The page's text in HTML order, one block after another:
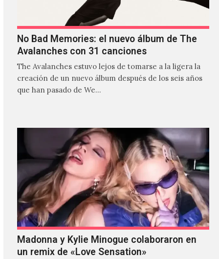
No Bad Memories: el nuevo álbum de The
Avalanches con 31 canciones
The Avalanches estuvo lejos de tomarse a la ligera la
creación de un nuevo álbum después de los seis años
que han pasado de We…
Madonna y Kylie Minogue colaboraron en
un remix de «Love Sensation»